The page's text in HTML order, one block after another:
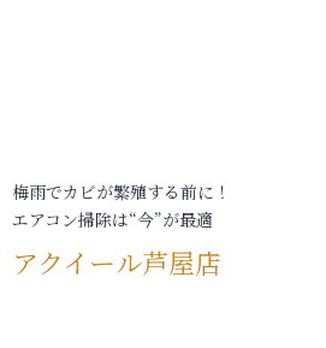
梅雨でカビが繁殖する前に！
エアコン掃除は“今”が最適
アクイール芦屋店